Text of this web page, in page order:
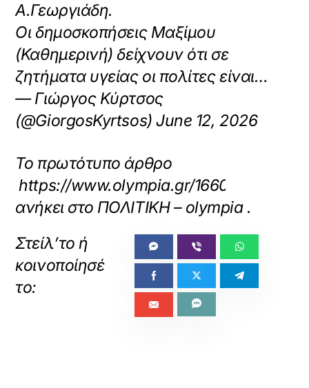
Α.Γεωργιάδη.
Οι δημοσκοπήσεις Μαξίμου
(Καθημερινή) δείχνουν ότι σε
ζητήματα υγείας οι πολίτες είναι…
— Γιώργος Κύρτσος
(@GiorgosKyrtsos) June 12, 2026
Το πρωτότυπο άρθρο
https://www.olympia.gr/1660842/
ανήκει στο ΠΟΛΙΤΙΚΗ – olympia .